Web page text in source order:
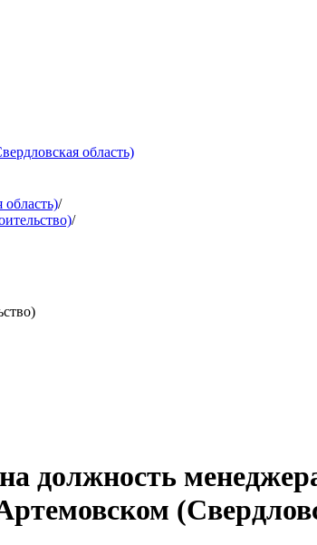
область)
/
/
должность